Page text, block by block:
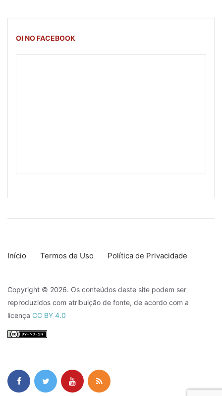
OI NO FACEBOOK
Início Termos de Uso Política de Privacidade
Copyright © 2026. Os conteúdos deste site podem ser
reproduzidos com atribuição de fonte, de acordo com a
licença CC BY 4.0